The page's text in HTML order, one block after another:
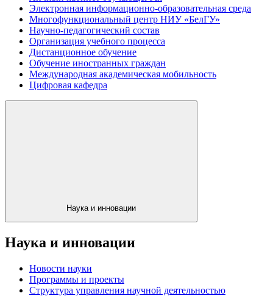
Электронная информационно-образовательная среда
Многофункциональный центр НИУ «БелГУ»
Научно-педагогический состав
Организация учебного процесса
Дистанционное обучение
Обучение иностранных граждан
Международная академическая мобильность
Цифровая кафедра
Наука и инновации
Наука и инновации
Новости науки
Программы и проекты
Структура управления научной деятельностью